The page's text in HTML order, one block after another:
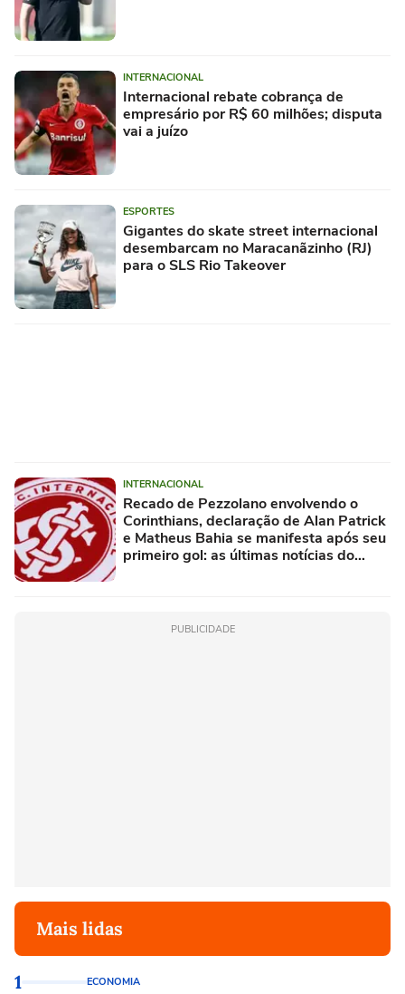
INTERNACIONAL
Internacional rebate cobrança de
empresário por R$ 60 milhões; disputa
vai a juízo
ESPORTES
Gigantes do skate street internacional
desembarcam no Maracanãzinho (RJ)
para o SLS Rio Takeover
INTERNACIONAL
Recado de Pezzolano envolvendo o
Corinthians, declaração de Alan Patrick
e Matheus Bahia se manifesta após seu
primeiro gol: as últimas notícias do
PUBLICIDADE
Mais lidas
1 ECONOMIA